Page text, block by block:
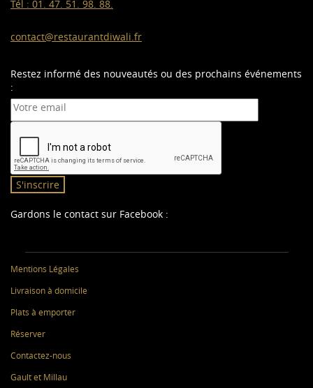
Tél : 01. 47. 51. 98. 88.
contact@restaurantdiwali.fr
Restez informé des nouveautés ou des prochains événements
:
S'inscrire
Gardons le contact sur Facebook :
Mentions Légales
Livraison à domicile
Plats à emporter
Réserver
Contactez-nous
Gault et Millau